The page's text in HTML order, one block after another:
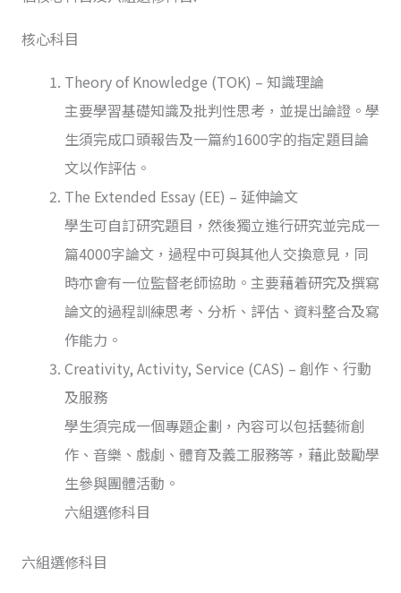
核心科目
Theory of Knowledge (TOK) – 知識理論
主要學習基礎知識及批判性思考，並提出論證。學
生須完成口頭報告及一篇約1600字的指定題目論
文以作評估。
The Extended Essay (EE) – 延伸論文
學生可自訂研究題目，然後獨立進行研究並完成一
篇4000字論文，過程中可與其他人交換意見，同
時亦會有一位監督老師協助。主要藉着研究及撰寫
論文的過程訓練思考、分析、評估、資料整合及寫
作能力。
Creativity, Activity, Service (CAS) – 創作、行動
及服務
學生須完成一個專題企劃，內容可以包括藝術創
作、音樂、戲劇、體育及義工服務等，藉此鼓勵學
生參與團體活動。
六組選修科目
六組選修科目